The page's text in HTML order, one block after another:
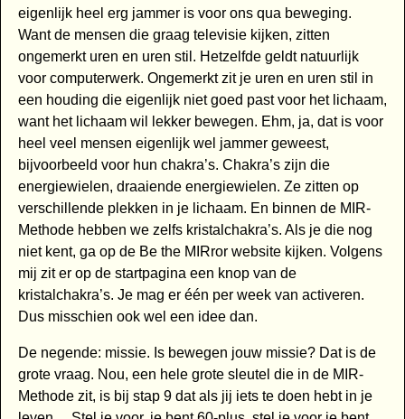
eigenlijk heel erg jammer is voor ons qua beweging.
Want de mensen die graag televisie kijken, zitten
ongemerkt uren en uren stil. Hetzelfde geldt natuurlijk
voor computerwerk. Ongemerkt zit je uren en uren stil in
een houding die eigenlijk niet goed past voor het lichaam,
want het lichaam wil lekker bewegen. Ehm, ja, dat is voor
heel veel mensen eigenlijk wel jammer geweest,
bijvoorbeeld voor hun chakra’s. Chakra’s zijn die
energiewielen, draaiende energiewielen. Ze zitten op
verschillende plekken in je lichaam. En binnen de MIR-
Methode hebben we zelfs kristalchakra’s. Als je die nog
niet kent, ga op de Be the MIRror website kijken. Volgens
mij zit er op de startpagina een knop van de
kristalchakra’s. Je mag er één per week van activeren.
Dus misschien ook wel een idee dan.
De negende: missie. Is bewegen jouw missie? Dat is de
grote vraag. Nou, een hele grote sleutel die in de MIR-
Methode zit, is bij stap 9 dat als jij iets te doen hebt in je